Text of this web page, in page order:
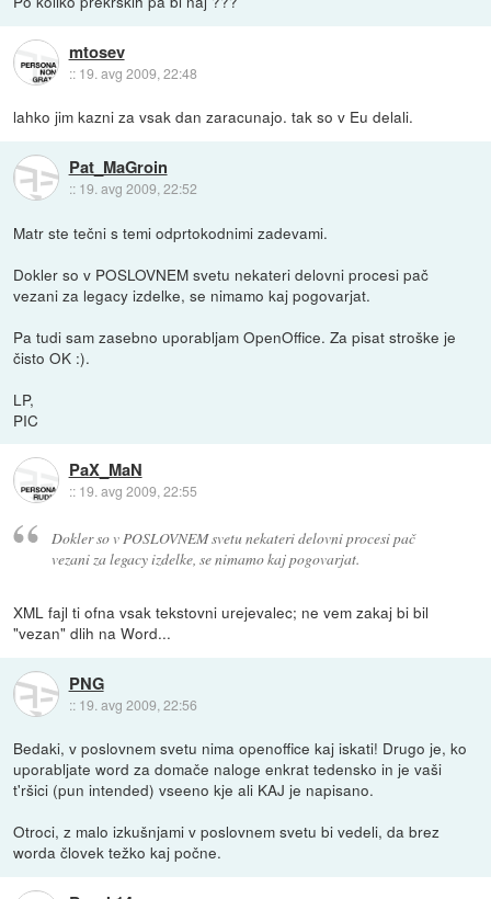
mtosev
:: 19. avg 2009, 22:48
lahko jim kazni za vsak dan zaracunajo. tak so v Eu delali.
Pat_MaGroin
:: 19. avg 2009, 22:52
Matr ste tečni s temi odprtokodnimi zadevami.
Dokler so v POSLOVNEM svetu nekateri delovni procesi pač
vezani za legacy izdelke, se nimamo kaj pogovarjat.
Pa tudi sam zasebno uporabljam OpenOffice. Za pisat stroške je
čisto OK :).
LP,
PIC
PaX_MaN
:: 19. avg 2009, 22:55
Dokler so v POSLOVNEM svetu nekateri delovni procesi pač
vezani za legacy izdelke, se nimamo kaj pogovarjat.
XML fajl ti ofna vsak tekstovni urejevalec; ne vem zakaj bi bil
"vezan" dlih na Word...
PNG
:: 19. avg 2009, 22:56
Bedaki, v poslovnem svetu nima openoffice kaj iskati! Drugo je, ko
uporabljate word za domače naloge enkrat tedensko in je vaši
t'ršici (pun intended) vseeno kje ali KAJ je napisano.
Otroci, z malo izkušnjami v poslovnem svetu bi vedeli, da brez
worda človek težko kaj počne.